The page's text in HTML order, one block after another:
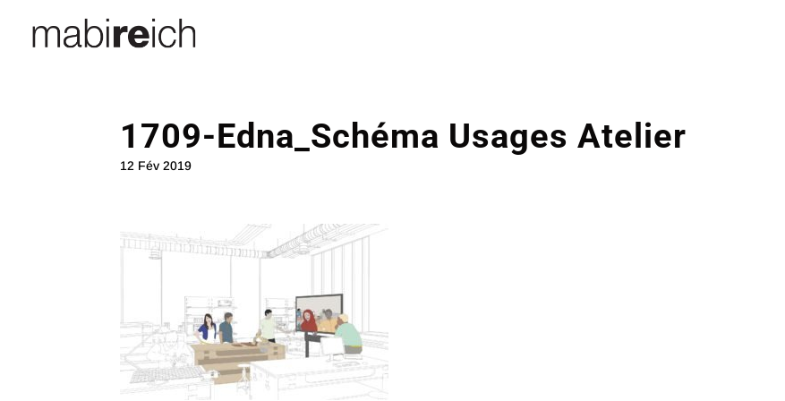
1709-Edna_Schéma Usages Atelier
12 Fév 2019